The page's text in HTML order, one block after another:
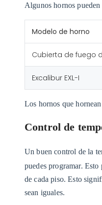
Algunos hornos pueden
Modelo de horno
Cubierta de fuego
Excalibur EXL-I
Los hornos que
Control de
Un buen control de la
puedes programar.
de cada piso. Esto
sean iguales.